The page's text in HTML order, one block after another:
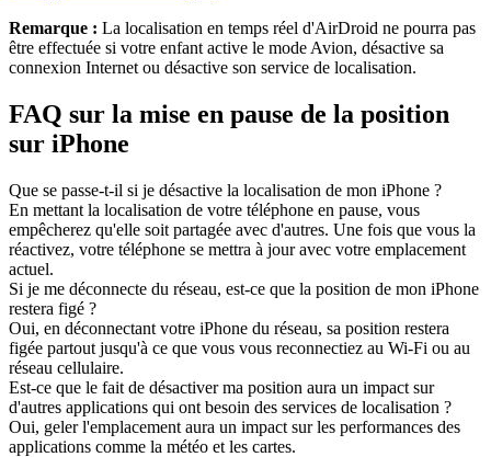
Remarque : La localisation en temps réel d'AirDroid ne pourra pas
être effectuée si votre enfant active le mode Avion, désactive sa
connexion Internet ou désactive son service de localisation.
FAQ sur la mise en pause de la position
sur iPhone
Que se passe-t-il si je désactive la localisation de mon iPhone ?
En mettant la localisation de votre téléphone en pause, vous
empêcherez qu'elle soit partagée avec d'autres. Une fois que vous la
réactivez, votre téléphone se mettra à jour avec votre emplacement
actuel.
Si je me déconnecte du réseau, est-ce que la position de mon iPhone
restera figé ?
Oui, en déconnectant votre iPhone du réseau, sa position restera
figée partout jusqu'à ce que vous vous reconnectiez au Wi-Fi ou au
réseau cellulaire.
Est-ce que le fait de désactiver ma position aura un impact sur
d'autres applications qui ont besoin des services de localisation ?
Oui, geler l'emplacement aura un impact sur les performances des
applications comme la météo et les cartes.